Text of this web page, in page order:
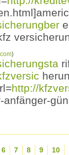
)
http://
anfänger-
6 7 8 9 10